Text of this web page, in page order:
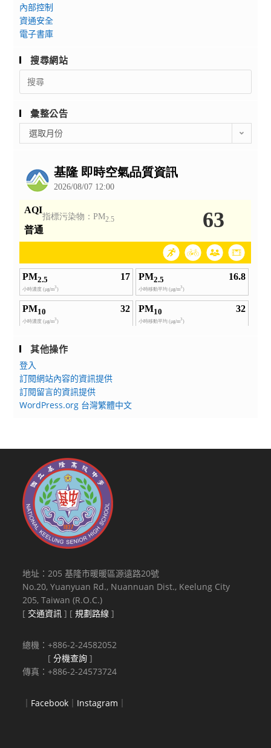
內部控制
資通安全
電子書庫
搜尋網站
Search
for:
彙整公告
整
選取月份
其他操作
登入
訂閱網站內容的資訊提供
訂閱留言的資訊提供
WordPress.org 台灣繁體中文
地址：205 基隆市暖暖區源遠路20號
No.20, Yuanyuan Rd., Nuannuan Dist., Keelung City
205, Taiwan (R.O.C.)
[ 交通資訊 ] [規劃路線 ]
總機：+886-2-24582052
[分機查詢 ]
傳真：+886-2-24573724
｜ Facebook ｜ Instagram ｜